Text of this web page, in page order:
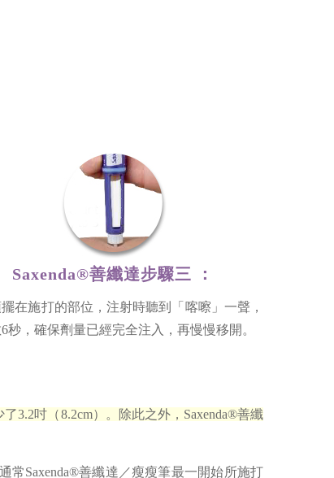
Saxenda®善纖達步驟三 ：
在施打的部位，注射時聽到「喀嚓」一聲，
秒，確保劑量已經完全注入，再慢慢移開。
3.2吋（8.2cm）。除此之外，Saxenda®善纖
常Saxenda®善纖達／瘦瘦筆最一開始所施打